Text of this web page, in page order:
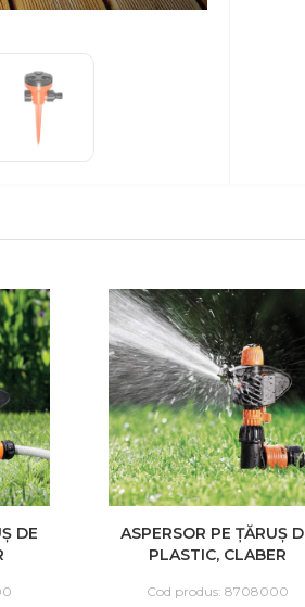
DE
ASPERSOR PE ȚĂRUȘ DE
PLASTIC, CLABER
Cod produs: 8708000